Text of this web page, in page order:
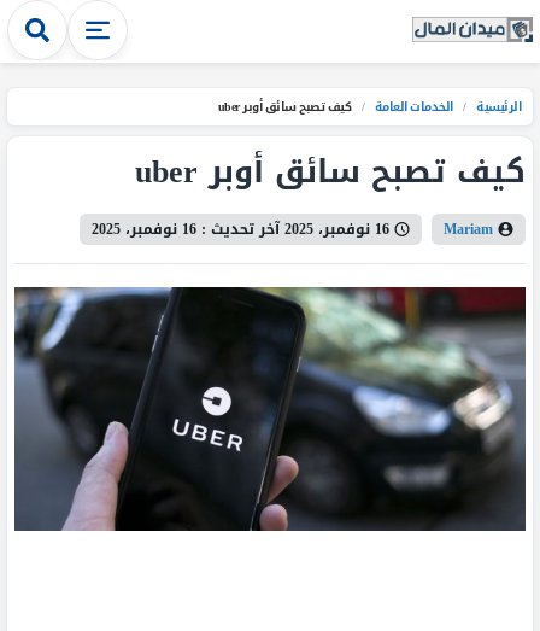
الرئيسية / الخدمات العامة / كيف تصبح سائق أوبر uber
كيف تصبح سائق أوبر uber
Mariam 16 نوفمبر، 2025 آخر تحديث : 16 نوفمبر، 2025